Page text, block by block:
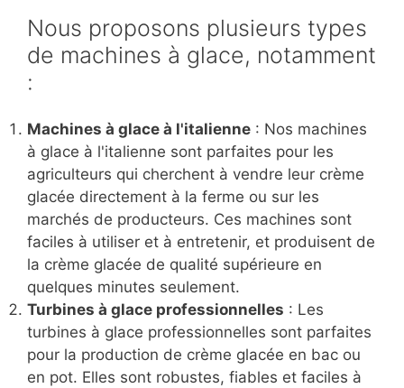
Nous proposons plusieurs types
de machines à glace, notamment
:
Machines à glace à l'italienne : Nos machines
à glace à l'italienne sont parfaites pour les
agriculteurs qui cherchent à vendre leur crème
glacée directement à la ferme ou sur les
marchés de producteurs. Ces machines sont
faciles à utiliser et à entretenir, et produisent de
la crème glacée de qualité supérieure en
quelques minutes seulement.
Turbines à glace professionnelles : Les
turbines à glace professionnelles sont parfaites
pour la production de crème glacée en bac ou
en pot. Elles sont robustes, fiables et faciles à